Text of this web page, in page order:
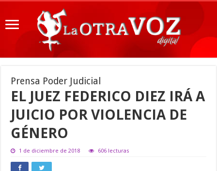
Prensa Poder Judicial
EL JUEZ FEDERICO DIEZ IRÁ A
JUICIO POR VIOLENCIA DE
GÉNERO
1 de diciembre de 2018 606 lecturas